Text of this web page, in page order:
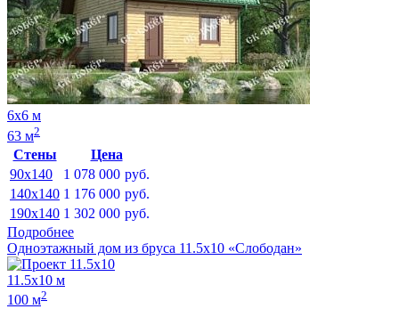
6х6 м
63 м2
Стены
Цена
90x140
1 078 000 руб.
140x140 1 176 000 руб.
190x140 1 302 000 руб.
Подробнее
Одноэтажный дом из бруса 11.5х10 «Слободан»
11.5х10 м
100 м2